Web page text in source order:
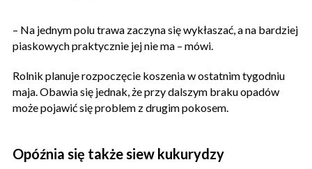
– Na jednym polu trawa zaczyna się wykłaszać, a na bardziej
piaskowych praktycznie jej nie ma – mówi.
Rolnik planuje rozpoczęcie koszenia w ostatnim tygodniu
maja. Obawia się jednak, że przy dalszym braku opadów
może pojawić się problem z drugim pokosem.
Opóźnia się także siew kukurydzy